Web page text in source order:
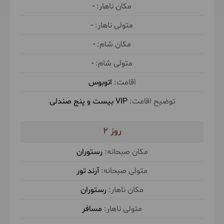
«گراوان» به معنی آبی سخت و سنگین است و شاید
به‌دلیل وجود املاح زیاد در آب این چشمه، آن را چشمه
اقامت در هتل 5 ستاره (هاله بانه)
3
-
-
-
-
اتوبوس
VIP بیست و پنج صندلی
2
رستوران
آرند تور
رستوران
مسافر